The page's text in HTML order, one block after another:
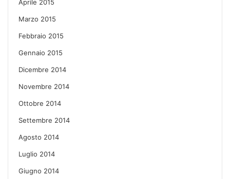
Aprile 2015
Marzo 2015
Febbraio 2015
Gennaio 2015
Dicembre 2014
Novembre 2014
Ottobre 2014
Settembre 2014
Agosto 2014
Luglio 2014
Giugno 2014